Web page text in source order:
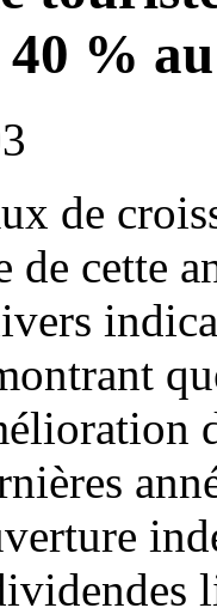
40 %
de
cette